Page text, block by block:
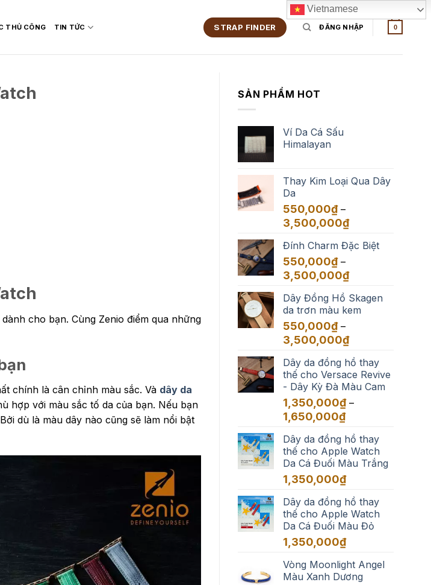
THỦ CÔNG TIN TỨC STRAP FINDER ĐĂNG NHẬP 0
cho bạn. Cùng Zenio điểm qua những
chính là cân chỉnh màu sắc. Và dây da
hợp với màu sắc tố da của bạn. Nếu bạn
dù là màu dây nào cũng sẽ làm nổi bật
SẢN PHẨM HOT
Ví Da Cá Sấu
Himalayan
Thay Kim Loại Qua Dây
Da
550,000₫ –
3,500,000₫Khoảng
từ
đến
Đính Charm Đặc Biệt
550,000₫ –
3,500,000₫Khoảng
từ
550,000₫
3,500,000₫
Dây Đồng Hồ Skagen
da trơn màu kem
550,000₫ –
3,500,000₫Khoảng
từ
550,000₫
đến
3,500,000₫
Dây da đồng hồ thay
thế cho Versace Revive
- Dây Kỳ Đà Màu Cam
1,350,000₫ –
1,650,000₫Khoảng
từ
1,350,000₫
đến
1,650,000₫
Dây da đồng hồ thay
thế cho Apple Watch
Da Cá Đuối Màu Trắng
1,350,000₫
Dây da đồng hồ thay
thế cho Apple Watch
Da Cá Đuối Màu Đỏ
1,350,000₫
Vòng Moonlight Angel
Màu Xanh Dương
Vietnamese